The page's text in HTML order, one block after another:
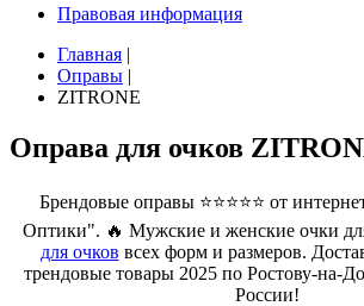
Правовая информация
Главная |
Оправы |
ZITRONE
Оправа для очков
Брендовые оправы ⭐⭐⭐⭐⭐ от
Оптики". 🔥 Мужские и женские очки
для очков всех форм и размеров.
трендовые товары 2025 по Ростову-на-
России!